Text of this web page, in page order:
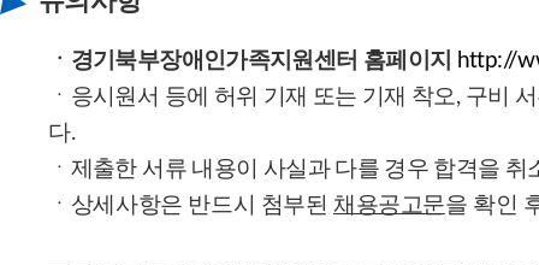
ㆍ경기북부장애인가족지원센터 홈페이지
http://
ㆍ응시원서 등에 허위 기재 또는 기재 착오, 구비
다.
ㆍ제출한 서류 내용이 사실과 다를 경우 합격을 취
ㆍ상세사항은 반드시 첨부된 채용공고문을 확인